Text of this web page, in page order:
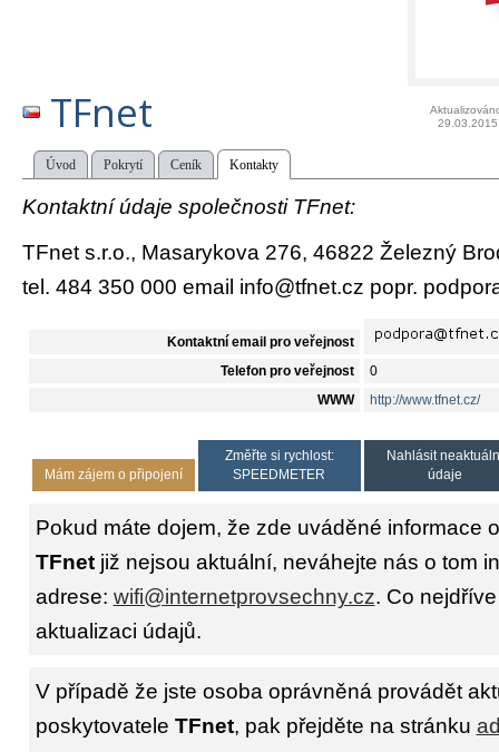
TFnet
29.03.2015
Úvod Pokrytí Ceník Kontakty
Kontaktní údaje společnosti TFnet:
TFnet s.r.o., Masarykova 276, 46822 Železný
tel. 484 350 000 email info@tfnet.cz popr.
Kontaktní email pro veřejnost
Telefon pro veřejnost 0
WWW http://www.tfnet.cz/
Mám zájem o připojení
Změřte si rychlost:
SPEEDMETER
Nahlásit
údaje
Pokud máte dojem, že zde uváděné informace
TFnetjiž nejsou aktuální, neváhejte nás o tom
adrese: wifi@internetprovsechny.cz. Co
aktualizaci údajů.
V případě že jste osoba oprávněná provádět
poskytovatele TFnet, pak přejděte na stránku